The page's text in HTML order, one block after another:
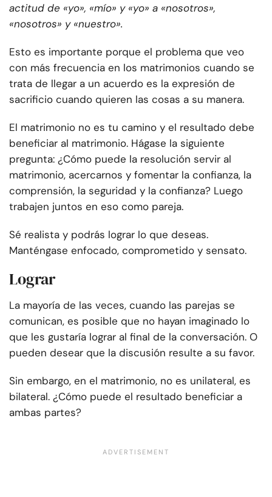
actitud de «yo», «mío» y «yo» a «nosotros»,
«nosotros» y «nuestro».
Esto es importante porque el problema que veo
con más frecuencia en los matrimonios cuando se
trata de llegar a un acuerdo es la expresión de
sacrificio cuando quieren las cosas a su manera.
El matrimonio no es tu camino y el resultado debe
beneficiar al matrimonio. Hágase la siguiente
pregunta: ¿Cómo puede la resolución servir al
matrimonio, acercarnos y fomentar la confianza, la
comprensión, la seguridad y la confianza? Luego
trabajen juntos en eso como pareja.
Sé realista y podrás lograr lo que deseas.
Manténgase enfocado, comprometido y sensato.
Lograr
La mayoría de las veces, cuando las parejas se
comunican, es posible que no hayan imaginado lo
que les gustaría lograr al final de la conversación. O
pueden desear que la discusión resulte a su favor.
Sin embargo, en el matrimonio, no es unilateral, es
bilateral. ¿Cómo puede el resultado beneficiar a
ambas partes?